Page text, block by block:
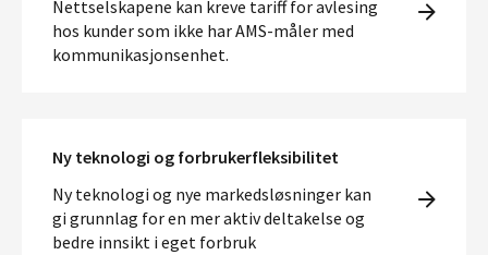
Nettselskapene kan kreve tariff for avlesing
hos kunder som ikke har AMS-måler med
kommunikasjonsenhet.
Ny teknologi og forbrukerfleksibilitet
Ny teknologi og nye markedsløsninger kan
gi grunnlag for en mer aktiv deltakelse og
bedre innsikt i eget forbruk